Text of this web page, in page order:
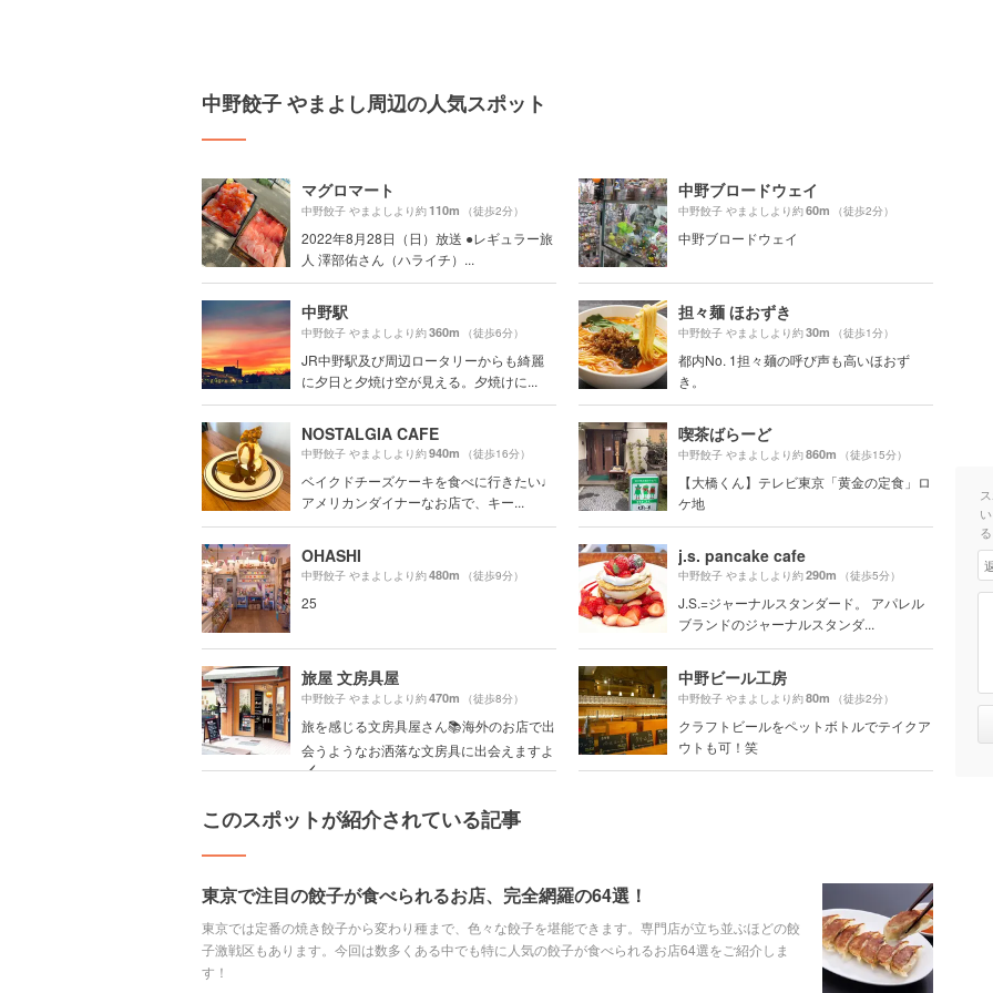
中野餃子 やまよし周辺の人気スポット
マグロマート
中野餃子 やまよしより約110m （徒歩2分）
2022年8月28日（日）放送 ●レギュラー旅
人 澤部佑さん（ハライチ）...
中野ブロードウェイ
中野餃子 やまよしより約60m （徒歩2分）
中野ブロードウェイ
中野駅
中野餃子 やまよしより約360m （徒歩6分）
JR中野駅及び周辺ロータリーからも綺麗
に夕日と夕焼け空が見える。夕焼けに...
担々麺 ほおずき
中野餃子 やまよしより約30m （徒歩1分）
都内No. 1担々麺の呼び声も高いほおず
き。
NOSTALGIA CAFE
中野餃子 やまよしより約940m （徒歩16分）
ベイクドチーズケーキを食べに行きたい♩
アメリカンダイナーなお店で、キー...
喫茶ばらーど
中野餃子 やまよしより約860m （徒歩15分）
【大橋くん】テレビ東京「黄金の定食」ロ
ケ地
OHASHI
中野餃子 やまよしより約480m （徒歩9分）
25
j.s. pancake cafe
中野餃子 やまよしより約290m （徒歩5分）
J.S.=ジャーナルスタンダード。 アパレル
ブランドのジャーナルスタンダ...
旅屋 文房具屋
中野餃子 やまよしより約470m （徒歩8分）
旅を感じる文房具屋さん📚海外のお店で出
会うようなお洒落な文房具に出会えますよ
🖌
中野ビール工房
中野餃子 やまよしより約80m （徒歩2分）
クラフトビールをペットボトルでテイクア
ウトも可！笑
このスポットが紹介されている記事
東京で注目の餃子が食べられるお店、完全網羅の64選！
東京では定番の焼き餃子から変わり種まで、色々な餃子を堪能できます。専門店が立ち並ぶほどの餃
子激戦区もあります。今回は数多くある中でも特に人気の餃子が食べられるお店64選をご紹介しま
す！